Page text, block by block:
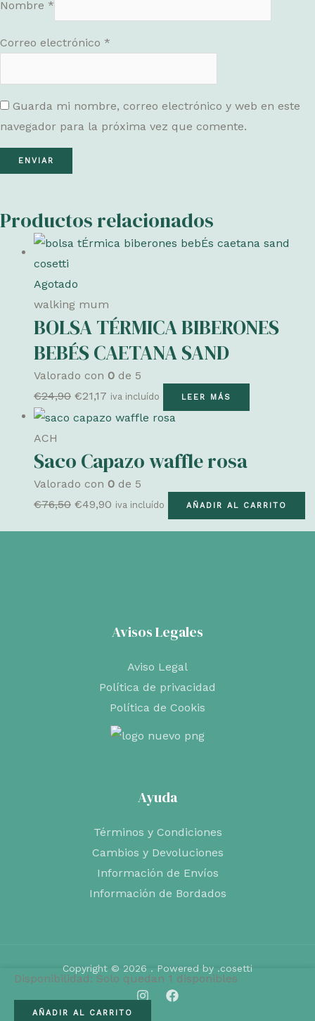
Nombre *
Correo electrónico *
Guarda mi nombre, correo electrónico y web en este
navegador para la próxima vez que comente.
Productos relacionados
Agotado
walking mum
BOLSA TÉRMICA BIBERONES
BEBÉS CAETANA SAND
Valorado con 0 de 5
€24,90 El
precio
era:
€24,90.
€21,17 El
precio
es:
€21,17.
iva incluído LEER MÁS
ACH
Saco Capazo waffle rosa
Valorado con 0 de 5
€76,50 El
€49,90 El
iva incluído AÑADIR AL CARRITO
Avisos Legales
Aviso Legal
Política de privacidad
Política de Cookis
Ayuda
Términos y Condiciones
Cambios y Devoluciones
Información de Envíos
Información de Bordados
Copyright © 2026 . Powered by .cosetti
Disponibilidad: Solo quedan 1 disponibles
MOCHILA
AÑADIR AL CARRITO